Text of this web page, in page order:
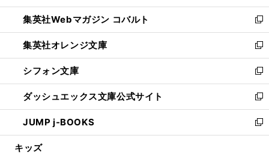
開
く
ウ
で
開
く
ン
ド
ウ
で
開
く
ウ
ィ
ン
ド
ウ
で
開
く
集英社Webマガジン コバルト
新
し
い
ウ
ィ
ン
ド
ウ
で
開
集英社オレンジ文庫
新
し
い
ウ
ィ
ン
ド
ウ
シフォン文庫
新
し
い
ウ
ィ
ン
ダッシュエックス文庫公式サイト
新
し
い
ウ
JUMP j-BOOKS
新
し
キッズ